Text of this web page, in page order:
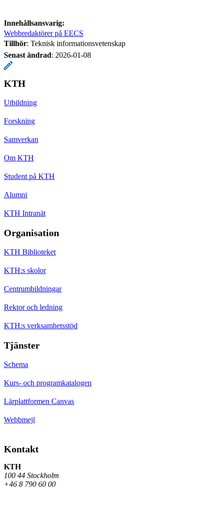
Innehållsansvarig:
Webbredaktörer på EECS
Tillhör: Teknisk informationsvetenskap
Senast ändrad: 2026-01-08
KTH
Utbildning
Forskning
Samverkan
Om KTH
Student på KTH
Alumni
KTH Intranät
Organisation
KTH Biblioteket
KTH:s skolor
Centrumbildningar
Rektor och ledning
KTH:s verksamhetsstöd
Tjänster
Schema
Kurs- och programkatalogen
Lärplattformen Canvas
Webbmejl
Kontakt
KTH
100 44 Stockholm
+46 8 790 60 00